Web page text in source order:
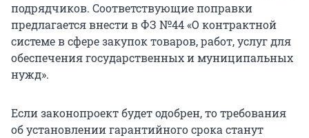
подрядчиков. Соответствующие поправки
предлагается внести в ФЗ №44 «О контрактной
системе в сфере закупок товаров, работ, услуг для
обеспечения государственных и муниципальных
нужд».
Если законопроект будет одобрен, то требования
об установлении гарантийного срока станут